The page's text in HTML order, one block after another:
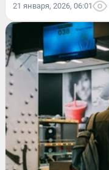
21 января, 2026, 06:01